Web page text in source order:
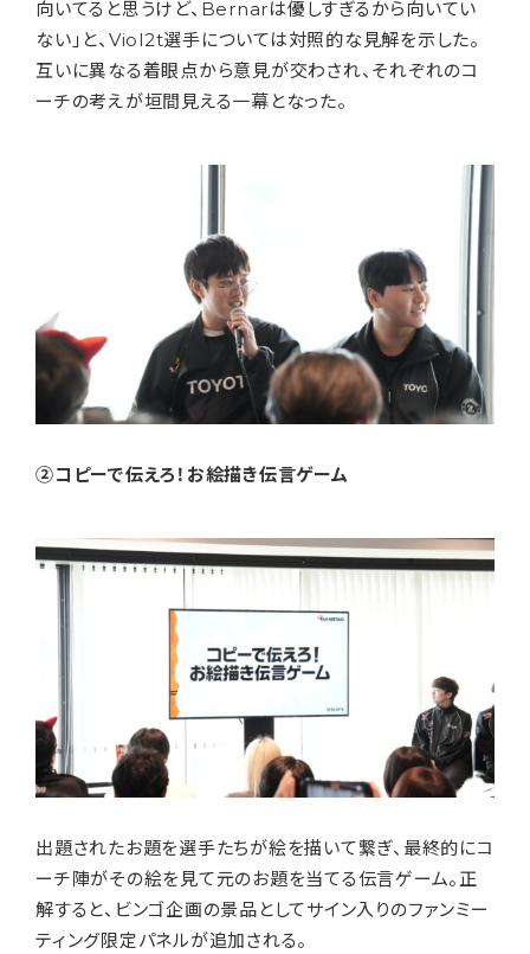
向いてると思うけど、Bernarは優しすぎるから向いてい
ない」と、Viol2t選手については対照的な見解を示した。
互いに異なる着眼点から意見が交わされ、それぞれのコ
ーチの考えが垣間見える一幕となった。
②コピーで伝えろ！お絵描き伝言ゲーム
出題されたお題を選手たちが絵を描いて繋ぎ、最終的にコ
ーチ陣がその絵を見て元のお題を当てる伝言ゲーム。正
解すると、ビンゴ企画の景品としてサイン入りのファンミー
ティング限定パネルが追加される。